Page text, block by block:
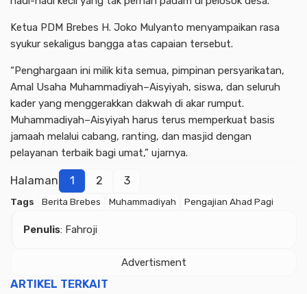
Ketua PDM Brebes H. Joko Mulyanto menyampaikan rasa
syukur sekaligus bangga atas capaian tersebut.
“Penghargaan ini milik kita semua, pimpinan persyarikatan,
Amal Usaha Muhammadiyah–Aisyiyah, siswa, dan seluruh
kader yang menggerakkan dakwah di akar rumput.
Muhammadiyah–Aisyiyah harus terus memperkuat basis
jamaah melalui cabang, ranting, dan masjid dengan
pelayanan terbaik bagi umat,” ujarnya.
Halaman 1 2 3
Tags Berita Brebes Muhammadiyah Pengajian Ahad Pagi
Penulis: Fahroji
Advertisment
ARTIKEL TERKAIT